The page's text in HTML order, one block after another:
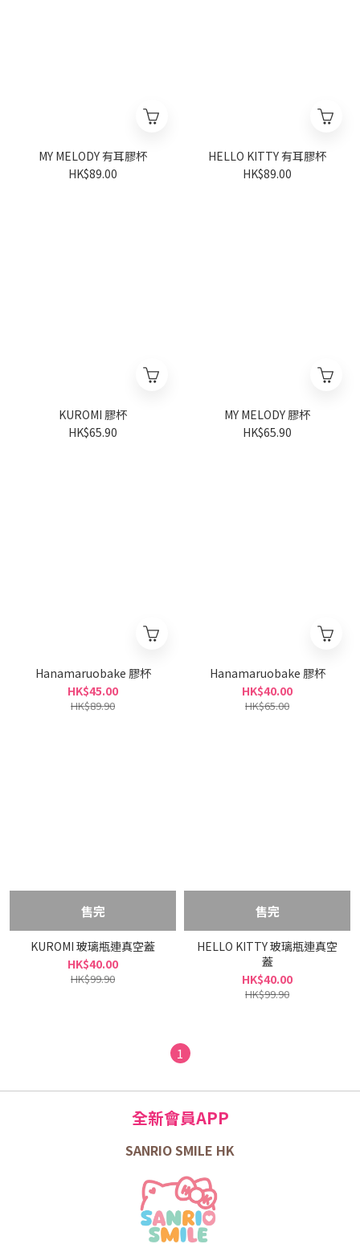
MY MELODY 有耳膠杯
HK$89.00
HELLO KITTY 有耳膠杯
HK$89.00
KUROMI 膠杯
HK$65.90
MY MELODY 膠杯
HK$65.90
Hanamaruobake 膠杯
HK$45.00
HK$89.90
Hanamaruobake 膠杯
HK$40.00
HK$65.00
售完
KUROMI 玻璃瓶連真空蓋
HK$40.00
HK$99.90
售完
HELLO KITTY 玻璃瓶連真空
蓋
HK$40.00
HK$99.90
1
全新會員APP
SANRIO SMILE HK